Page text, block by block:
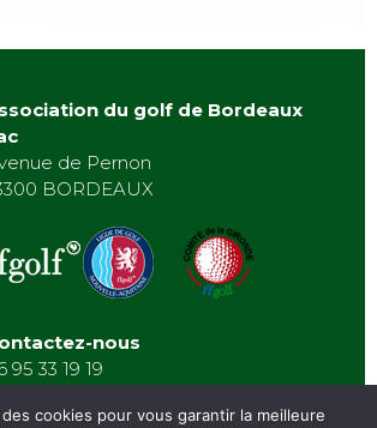
du golf de Bordeaux
de Pernon
BORDEAUX
nous
95 33 19 19
cookies pour vous garantir la meilleure